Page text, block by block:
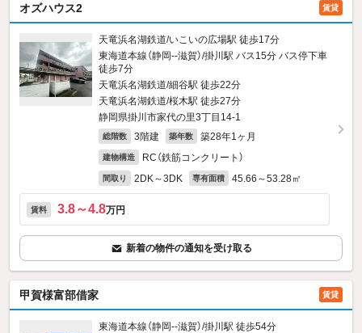
オズハウス2 賃貸
天竜浜名湖鉄道/いこいの広場駅 徒歩17分
東海道本線（静岡--滋賀）/掛川駅 バス15分 バス停下車
徒歩7分
天竜浜名湖鉄道/細谷駅 徒歩22分
天竜浜名湖鉄道/桜木駅 徒歩27分
静岡県掛川市家代の里3丁目14‐1
総階数 3階建 築年数 築28年1ヶ月
建物構造 RC（鉄筋コンクリート）
間取り 2DK～3DK 専有面積 45.66～53.28㎡
賃料 3.8～4.8万円
新着の物件の通知を受け取る
甲賀様富部借家 賃貸
東海道本線（静岡--滋賀）/掛川駅 徒歩54分